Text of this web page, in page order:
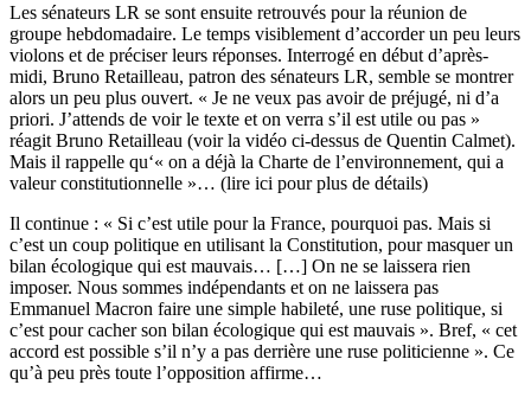
Les sénateurs LR se sont ensuite retrouvés pour la réunion de
groupe hebdomadaire. Le temps visiblement d’accorder un peu leurs
violons et de préciser leurs réponses. Interrogé en début d’après-
midi, Bruno Retailleau, patron des sénateurs LR, semble se montrer
alors un peu plus ouvert. « Je ne veux pas avoir de préjugé, ni d’a
priori. J’attends de voir le texte et on verra s’il est utile ou pas »
réagit Bruno Retailleau (voir la vidéo ci-dessus de Quentin Calmet).
Mais il rappelle qu‘« on a déjà la Charte de l’environnement, qui a
valeur constitutionnelle »… (lire ici pour plus de détails)
Il continue : « Si c’est utile pour la France, pourquoi pas. Mais si
c’est un coup politique en utilisant la Constitution, pour masquer un
bilan écologique qui est mauvais… […] On ne se laissera rien
imposer. Nous sommes indépendants et on ne laissera pas
Emmanuel Macron faire une simple habileté, une ruse politique, si
c’est pour cacher son bilan écologique qui est mauvais ». Bref, « cet
accord est possible s’il n’y a pas derrière une ruse politicienne ». Ce
qu’à peu près toute l’opposition affirme…